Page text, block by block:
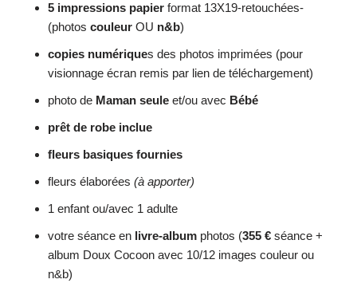
5 impressions papier format 13X19-retouchées-
(photos couleur OU n&b)
copies numériques des photos imprimées (pour
visionnage écran remis par lien de téléchargement)
photo de Maman seuleet/ou avec Bébé
prêt de robe inclue
fleurs basiques fournies
fleurs élaborées (à apporter)
1 enfant ou/avec 1 adulte
votre séance en livre-albumphotos (355 €séance +
album Doux Cocoon avec 10/12 images couleur ou
n&b)